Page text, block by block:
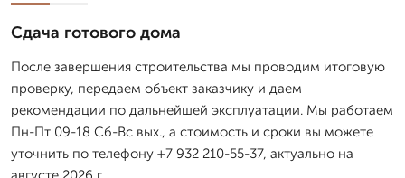
Сдача готового дома
После завершения строительства мы проводим итоговую
проверку, передаем объект заказчику и даем
рекомендации по дальнейшей эксплуатации. Мы работаем
Пн-Пт 09-18 Сб-Вс вых., а стоимость и сроки вы можете
уточнить по телефону +7 932 210-55-37, актуально на